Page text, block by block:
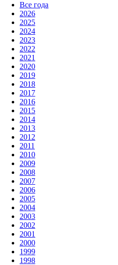
Все года
2026
2025
2024
2023
2022
2021
2020
2019
2018
2017
2016
2015
2014
2013
2012
2011
2010
2009
2008
2007
2006
2005
2004
2003
2002
2001
2000
1999
1998